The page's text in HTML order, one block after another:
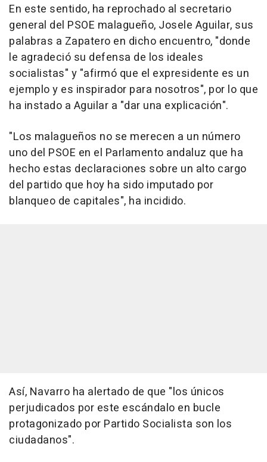
En este sentido, ha reprochado al secretario
general del PSOE malagueño, Josele Aguilar, sus
palabras a Zapatero en dicho encuentro, "donde
le agradeció su defensa de los ideales
socialistas" y "afirmó que el expresidente es un
ejemplo y es inspirador para nosotros", por lo que
ha instado a Aguilar a "dar una explicación".
"Los malagueños no se merecen a un número
uno del PSOE en el Parlamento andaluz que ha
hecho estas declaraciones sobre un alto cargo
del partido que hoy ha sido imputado por
blanqueo de capitales", ha incidido.
Así, Navarro ha alertado de que "los únicos
perjudicados por este escándalo en bucle
protagonizado por Partido Socialista son los
ciudadanos".